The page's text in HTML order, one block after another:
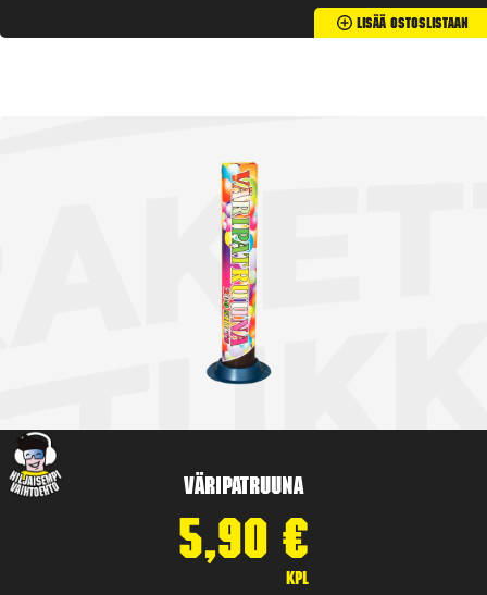
Lisää Ostoslistaan
Väripatruuna
5,90 €
kpl